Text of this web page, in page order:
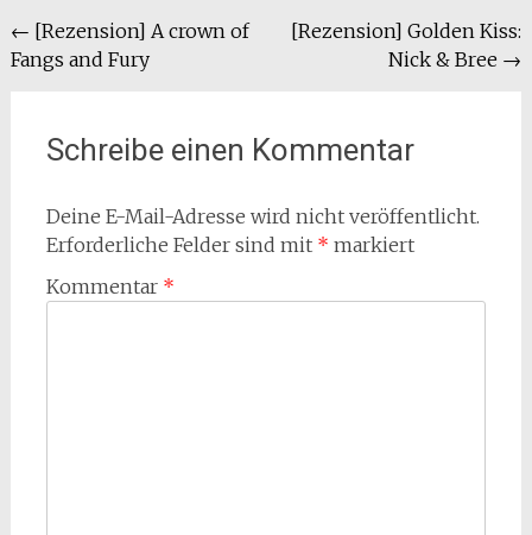
Beitragsnavigation
← [Rezension] A crown of
Fangs and Fury
[Rezension] Golden Kiss:
Nick & Bree →
Schreibe einen Kommentar
Deine E-Mail-Adresse wird nicht veröffentlicht.
Erforderliche Felder sind mit * markiert
Kommentar *